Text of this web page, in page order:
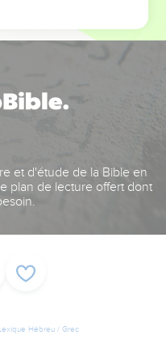
et d'étude de la Bible en
plan de lecture offert dont
Hébreu / Grec